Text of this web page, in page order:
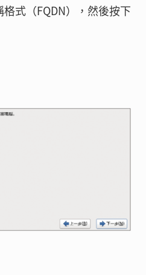
式（FQDN），然後按下